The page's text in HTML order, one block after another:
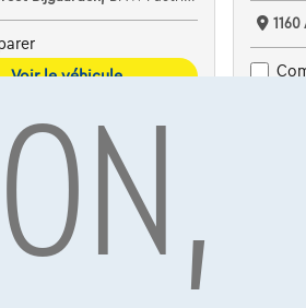
Voir le véhicule